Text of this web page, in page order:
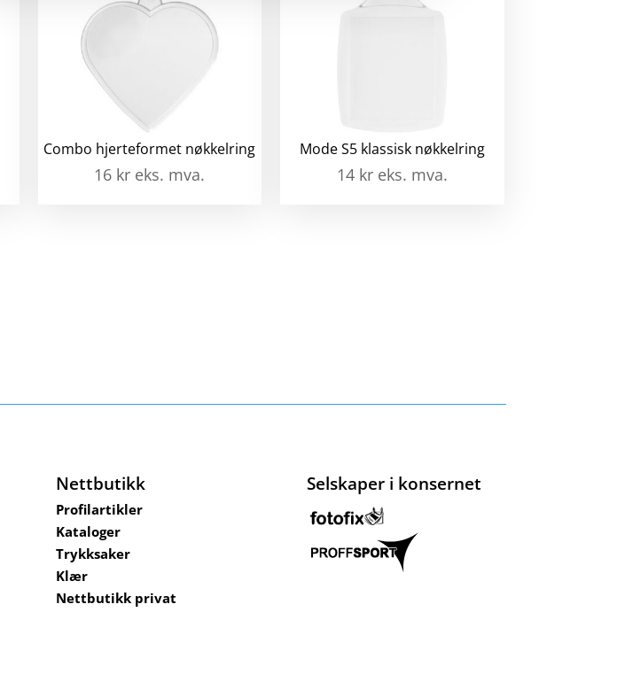
Combo hjerteformet nøkkelring
16 kr eks. mva.
Mode S5 klassisk nøkkelring
14 kr eks. mva.
Nettbutikk
Profilartikler
Kataloger
Trykksaker
Klær
Nettbutikk privat
Selskaper i konsernet